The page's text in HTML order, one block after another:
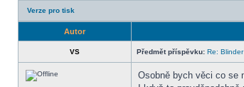
Verze pro tisk
Autor
VS Předmět příspěvku: Re:
Osobně bych věci co se